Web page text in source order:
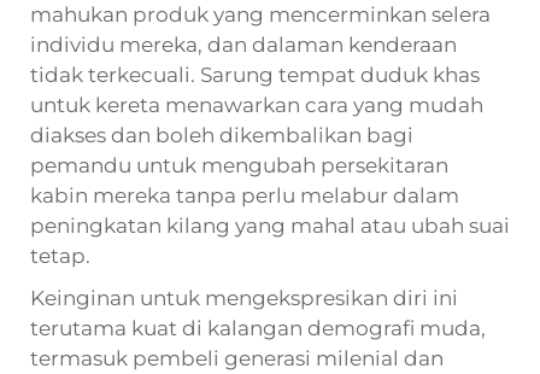
mahukan produk yang mencerminkan selera
individu mereka, dan dalaman kenderaan
tidak terkecuali. Sarung tempat duduk khas
untuk kereta menawarkan cara yang mudah
diakses dan boleh dikembalikan bagi
pemandu untuk mengubah persekitaran
kabin mereka tanpa perlu melabur dalam
peningkatan kilang yang mahal atau ubah suai
tetap.
Keinginan untuk mengekspresikan diri ini
terutama kuat di kalangan demografi muda,
termasuk pembeli generasi milenial dan